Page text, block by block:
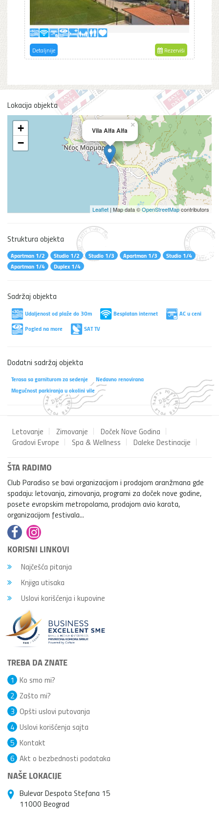
Detaljnije Rezerviši
Lokacija objekta
Vila Alfa Alfa
×
+
−
Leaflet | Map data ©OpenStreetMapcontributors
Struktura objekta
Apartman 1/2 Studio 1/2 Studio 1/3 Apartman 1/3
Studio 1/4
Apartman 1/4
Duplex 1/4
Sadržaj objekta
Udaljenost od plaže do 30m Besplatan internet
AC u ceni
Pogled na more
SAT TV
Dodatni sadržaj objekta
Terasa sa garniturom za sedenje
Nedavno renovirana
Mogućnost parkiranja u okolini vile
Letovanje Zimovanje
Doček Nove Godina
Gradovi Evrope
Spa & Wellness Daleke Destinacije
ŠTA RADIMO
Club Paradiso se bavi organizacijom i prodajom aranžmana gde
spadaju: letovanja, zimovanja, programi za doček nove godine,
posete evropskim metropolama, prodajom avio karata,
organizacijom festivala...
KORISNI LINKOVI
Najčešća pitanja
Knjiga utisaka
Uslovi korišćenja i kupovine
TREBA DA ZNATE
Ko smo mi?
1
Zašto mi?
2
Opšti uslovi putovanja
3
Uslovi korišćenja sajta
4
Kontakt
5
Akt o bezbednosti podataka
6
NAŠE LOKACIJE
Bulevar Despota Stefana 15
11000 Beograd